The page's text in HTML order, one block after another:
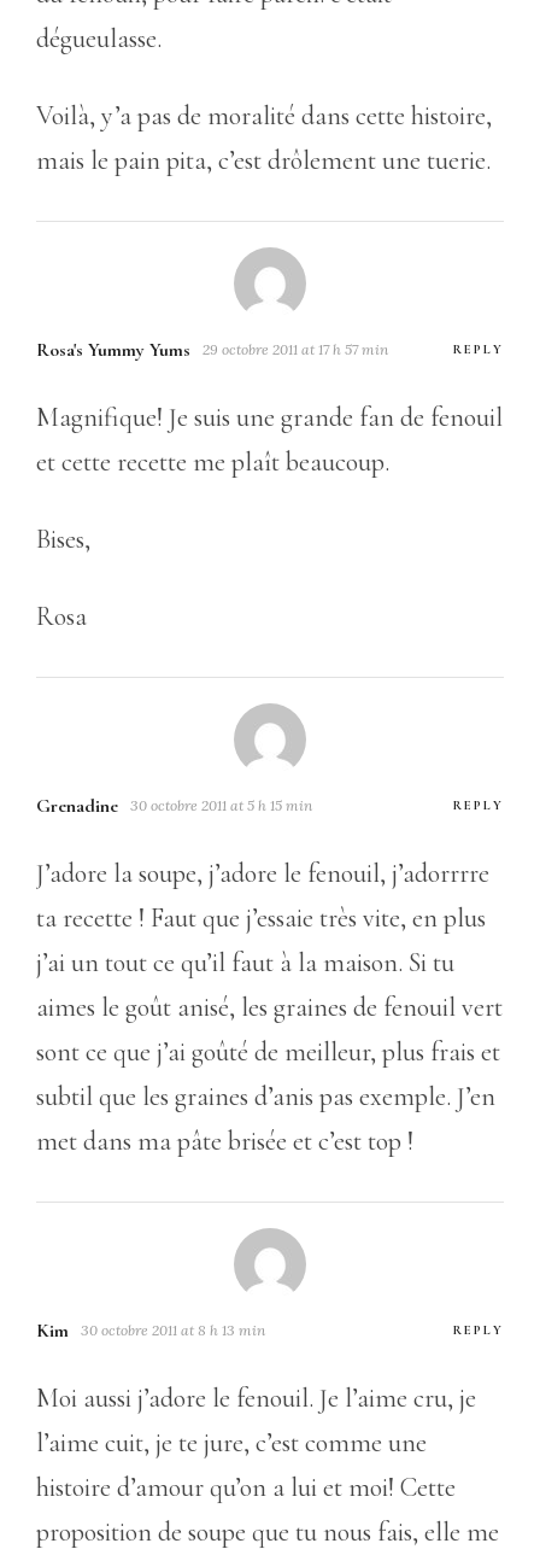
dégueulasse.
Voilà, y’a pas de moralité dans cette histoire,
mais le pain pita, c’est drôlement une tuerie.
Rosa's Yummy Yums 29 octobre 2011 at 17 h 57 min REPLY
Magnifique! Je suis une grande fan de fenouil
et cette recette me plaît beaucoup.
Bises,
Rosa
Grenadine 30 octobre 2011 at 5 h 15 min REPLY
J’adore la soupe, j’adore le fenouil, j’adorrrre
ta recette ! Faut que j’essaie très vite, en plus
j’ai un tout ce qu’il faut à la maison. Si tu
aimes le goût anisé, les graines de fenouil vert
sont ce que j’ai goûté de meilleur, plus frais et
subtil que les graines d’anis pas exemple. J’en
met dans ma pâte brisée et c’est top !
Kim 30 octobre 2011 at 8 h 13 min REPLY
Moi aussi j’adore le fenouil. Je l’aime cru, je
l’aime cuit, je te jure, c’est comme une
histoire d’amour qu’on a lui et moi! Cette
proposition de soupe que tu nous fais, elle me